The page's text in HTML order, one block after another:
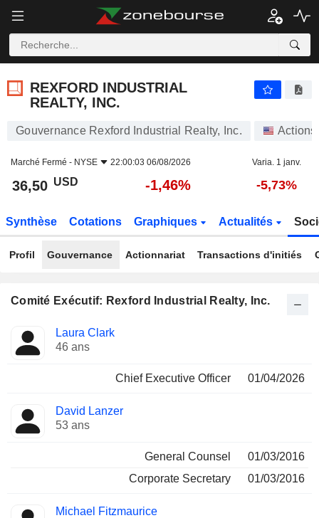
REXFORD INDUSTRIAL
REALTY, INC.
Gouvernance Rexford Industrial Realty, Inc. Actions
Marché Fermé - NYSE 22:00:03 06/08/2026 Varia. 1 janv.
36,50 USD -1,46% -5,73%
Synthèse Cotations Graphiques Actualités
Profil Gouvernance Actionnariat Transactions d'initiés
Comité Exécutif: Rexford Industrial Realty, Inc.
Dirigeant
Fonctions
occupées
Laura Clark
46 ans
Chief Executive Officer 01/04/2026
David Lanzer
53 ans
General Counsel
01/03/2016
Corporate Secretary
01/03/2016
Michael Fitzmaurice